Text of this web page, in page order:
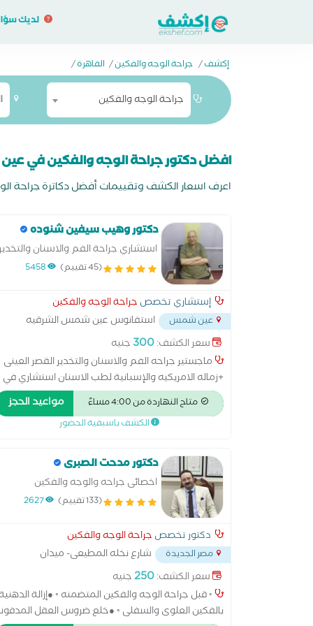
لديك
إكشف/ جراحة الوجه والفكين/ القاهرة/
جراحة الوجه والفكين
افضل دكتور جراحة الوجه والفكين في
اعرف اسعار الكشف وتقييمات أفضل دكاترة جراحة
دكتور وهيب سيفين شنوده
استشاري جراحة الفم والاسنان
والوجه والفكين
(45 تقييم) 5458
إستشاري تخصص جراحة الوجه والفكين
عين شمس
استفانوس عين شمس الشرقيه
امام مدرسه مودرن سكول... سعر الكشف:300 جنيه
ماجستير جراحه الفم والاسنان والتخدير القصر العينى
+زماله الامريكيه والإسبانية لطب الاسنان استشاري في
وجه وفكين+ استشاري زراعه الأسنان + استشاري
الحشوات الليزر +استشاري التركيبات الصناعيه الثابته
والمتحركة +الكشف بالكمبيوتر والسينسور
متاح النهاردة من 4:00 مساءً مواعيد الحجز
الكشف باسبقية الحضور
دكتور مدحت الصبرى
اخصائى جراحه والوجه والفكين
والتجميل
(133 تقييم) 2627
دكتور تخصص جراحة الوجه والفكين
مصر الجديدة
شارع نخله المطيعى- ميدان
تريومف- مصر الجديده... سعر الكشف:250جنيه
◦ قبل جراحة الوجه والفكين المتضمنه ◦ ●إزالة
بالفكين العلوى والسفلى ◦ ●خلع ضروس العقل